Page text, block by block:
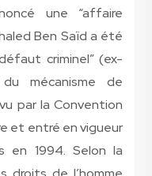
une “affaire
Ben Saïd a été
criminel” (ex-
mécanisme de
par la Convention
et entré en vigueur
en 1994. Selon la